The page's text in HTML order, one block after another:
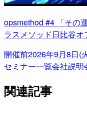
opsmethod #4 「その
ラスメソッド日比谷オ
開催前2026年9月8日(
セミナー一覧会社説明
関連記事